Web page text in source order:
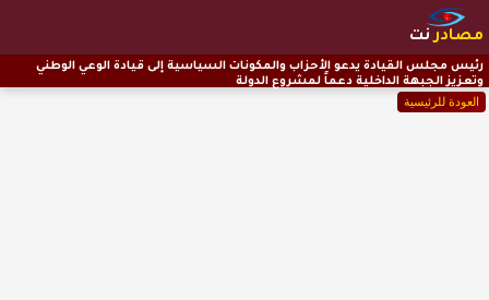
مصادرنت
العودة للرئيسية
رئيس مجلس القيادة يدعو الأحزاب والمكونات السياسية إلى قيادة الوعي الوطني
وتعزيز الجبهة الداخلية دعماً لمشروع الدولة